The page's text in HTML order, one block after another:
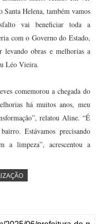
Helena, também vamos
vai beneficiar toda a
com o Governo do Estado,
levando obras e melhorias a
Léo Vieira.
comemorou a chegada do
há muitos anos, meu
relatou Aline. “É
Estávamos precisando
a limpeza”, acrescentou a